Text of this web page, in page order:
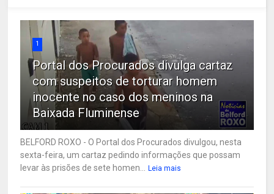
1
Portal dos Procurados divulga cartaz
com suspeitos de torturar homem
inocente no caso dos meninos na
Baixada Fluminense
BELFORD ROXO - O Portal dos Procurados divulgou, nesta
sexta-feira, um cartaz pedindo informações que possam
levar às prisões de sete homen...
Leia mais